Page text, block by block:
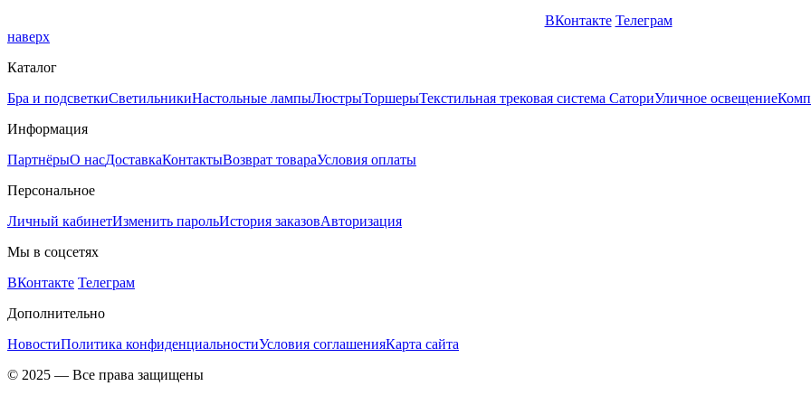
ВКонтакте Телеграм
наверх
Каталог
Бра и подсветкиСветильникиНастольные лампыЛюстрыТоршерыТекстильная трековая система СаториУличное освещение
Информация
ПартнёрыО насДоставкаКонтактыВозврат товараУсловия оплаты
Персональное
Личный кабинетИзменить парольИстория заказовАвторизация
Мы в соцсетях
ВКонтакте Телеграм
Дополнительно
НовостиПолитика конфиденциальностиУсловия соглашенияКарта сайта
© 2025 — Все права защищены